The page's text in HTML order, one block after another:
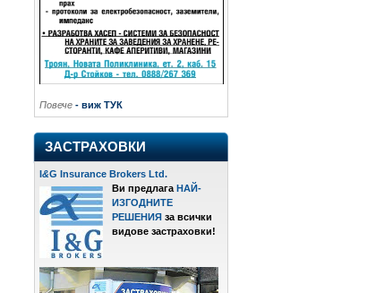
Повече - виж ТУК
ЗАСТРАХОВКИ
I&G Insurance Brokers Ltd.
Ви предлага НАЙ-
ИЗГОДНИТЕ
РЕШЕНИЯ за всички
видове застраховки!